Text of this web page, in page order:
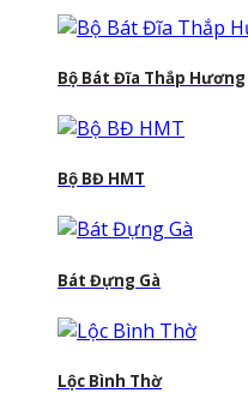
Bộ Bát Đĩa Thắp Hương
Bộ BĐ HMT
Bát Đựng Gà
Lộc Bình Thờ